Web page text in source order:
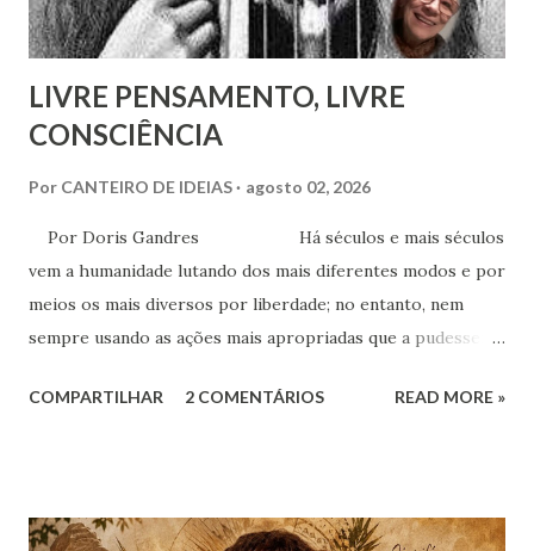
LIVRE PENSAMENTO, LIVRE
CONSCIÊNCIA
Por CANTEIRO DE IDEIAS agosto 02, 2026
Por Doris Gandres Há séculos e mais séculos
vem a humanidade lutando dos mais diferentes modos e por
meios os mais diversos por liberdade; no entanto, nem
sempre usando as ações mais apropriadas que a pudessem
aspecto material, terreno... Mesmo civilizações,
onde vige pressão, opressão, cerceamento, coação e
COMPARTILHAR 2 COMENTÁRIOS READ MORE »